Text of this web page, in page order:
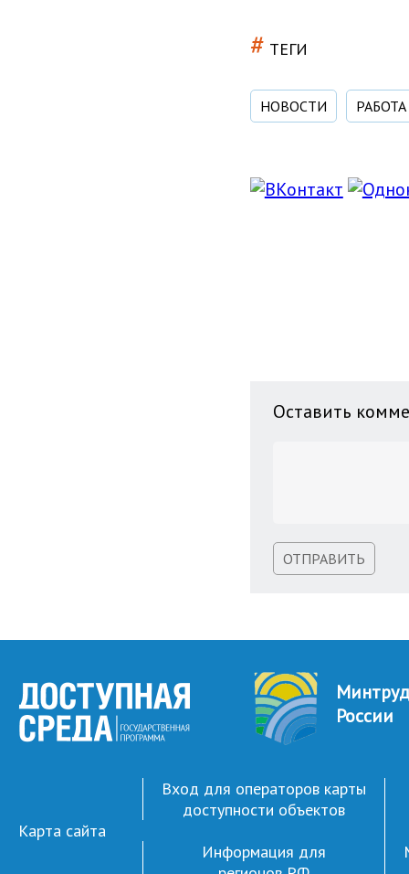
# ТЕГИ
НОВОСТИ
Оставить
ОТПРАВИТЬ
Минтруд
России
Карта сайта
Вход для операторов карты
доступности объектов
Информация для